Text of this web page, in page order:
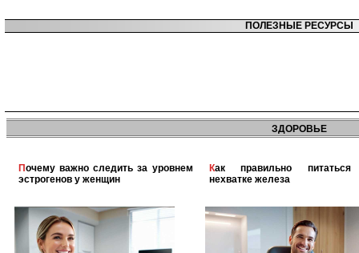
ПОЛЕЗНЫЕ РЕСУРСЫ
ЗДОРОВЬЕ
Почему важно следить за уровнем
эстрогенов у женщин
Как правильно питаться при
нехватке железа